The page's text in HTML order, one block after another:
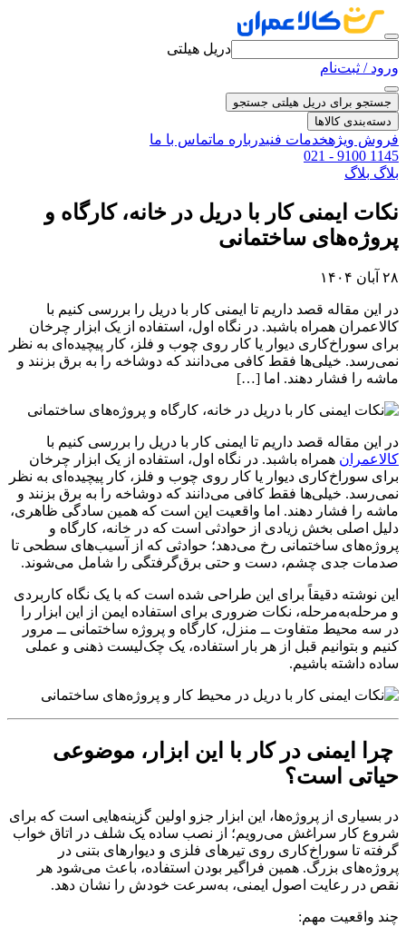
دریل هیلتی
ورود / ثبت‌نام
جستجو برای دریل هیلتی جستجو
دسته‌بندی کالاها
فروش ویژهخدمات فنیدرباره ماتماس با ما
021 - 9100 1145
بلاگ بلاگ
نکات ایمنی کار با دریل در خانه، کارگاه و
پروژه‌های ساختمانی
۲۸ آبان ۱۴۰۴
در این مقاله قصد داریم تا ایمنی کار با دریل را بررسی کنیم با
کالاعمران همراه باشبد. در نگاه اول، استفاده از یک ابزار چرخان
برای سوراخ‌کاری دیوار یا کار روی چوب و فلز، کار پیچیده‌ای به نظر
نمی‌رسد. خیلی‌ها فقط کافی می‌دانند که دوشاخه را به برق بزنند و
ماشه را فشار دهند. اما […]
در این مقاله قصد داریم تا ایمنی کار با دریل را بررسی کنیم با
کالاعمران همراه باشبد. در نگاه اول، استفاده از یک ابزار چرخان
برای سوراخ‌کاری دیوار یا کار روی چوب و فلز، کار پیچیده‌ای به نظر
نمی‌رسد. خیلی‌ها فقط کافی می‌دانند که دوشاخه را به برق بزنند و
ماشه را فشار دهند. اما واقعیت این است که همین سادگی ظاهری،
دلیل اصلی بخش زیادی از حوادثی است که در خانه، کارگاه و
پروژه‌های ساختمانی رخ می‌دهد؛ حوادثی که از آسیب‌های سطحی تا
صدمات جدی چشم، دست و حتی برق‌گرفتگی را شامل می‌شوند.
این نوشته دقیقاً برای این طراحی شده است که با یک نگاه کاربردی
و مرحله‌به‌مرحله، نکات ضروری برای استفاده ایمن از این ابزار را
در سه محیط متفاوت ــ منزل، کارگاه و پروژه ساختمانی ــ مرور
کنیم و بتوانیم قبل از هر بار استفاده، یک چک‌لیست ذهنی و عملی
ساده داشته باشیم.
چرا ایمنی در کار با این ابزار، موضوعی
حیاتی است؟
در بسیاری از پروژه‌ها، این ابزار جزو اولین گزینه‌هایی است که برای
شروع کار سراغش می‌رویم؛ از نصب ساده یک شلف در اتاق خواب
گرفته تا سوراخ‌کاری روی تیرهای فلزی و دیوارهای بتنی در
پروژه‌های بزرگ. همین فراگیر بودن استفاده، باعث می‌شود هر
نقص در رعایت اصول ایمنی، به‌سرعت خودش را نشان دهد.
چند واقعیت مهم: